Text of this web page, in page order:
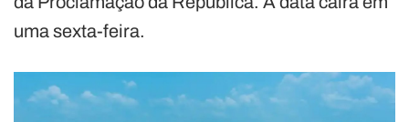
uma sexta-feira.